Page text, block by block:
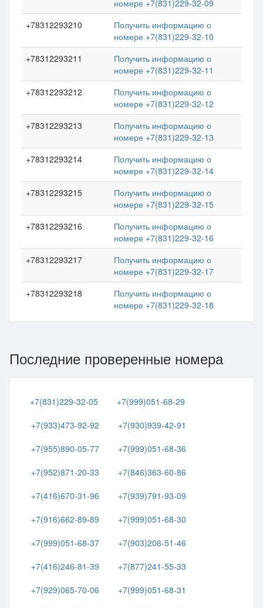
номере +7(831)229-32-09
+78312293210
Получить информацию о
номере +7(831)229-32-10
+78312293211
Получить информацию о
номере +7(831)229-32-11
+78312293212
Получить информацию о
номере +7(831)229-32-12
+78312293213
Получить информацию о
номере +7(831)229-32-13
+78312293214
Получить информацию о
номере +7(831)229-32-14
+78312293215
Получить информацию о
номере +7(831)229-32-15
+78312293216
Получить информацию о
номере +7(831)229-32-16
+78312293217
Получить информацию о
номере +7(831)229-32-17
+78312293218
Получить информацию о
номере +7(831)229-32-18
Последние проверенные номера
+7(831)229-32-05
+7(999)051-68-29
+7(933)473-92-92
+7(930)939-42-91
+7(955)890-05-77
+7(999)051-68-36
+7(952)871-20-33
+7(846)363-60-86
+7(416)670-31-96
+7(939)791-93-09
+7(916)662-89-89
+7(999)051-68-30
+7(999)051-68-37
+7(903)206-51-46
+7(416)246-81-39
+7(877)241-55-33
+7(929)065-70-06
+7(999)051-68-31